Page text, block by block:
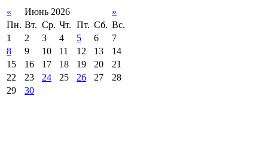
« Июнь 2026
»
Пн. Вт. Ср. Чт. Пт. Сб. Вс.
1
2 3 4 5 6
7
8
9 10 11 12 13
14
15
16 17 18 19 20
21
22
23 24 25 26 27
28
29
30